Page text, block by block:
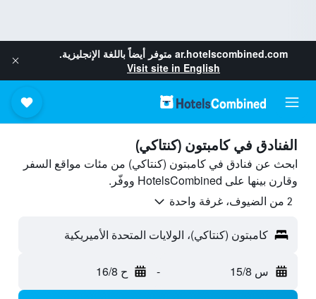
ar.hotelscombined.com متوفر أيضاً باللغة الإنجليزية.
Visit site in English
الفنادق في كامبتون (كنتاكي)
ابحث عن فنادق في كامبتون (كنتاكي) من مئات مواقع السفر
وقارن بينها على HotelsCombined ووفّر.
2 من الضيوف، غرفة واحدة
كامبتون (كنتاكي)، الولايات المتحدة الأميريكية
س 15/8 - ح 16/8